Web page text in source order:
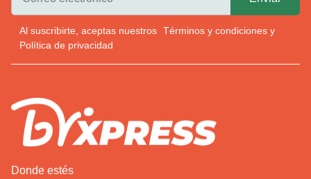
Al suscribirte, aceptas nuestros Términos y condiciones y
Política de privacidad
Donde estés